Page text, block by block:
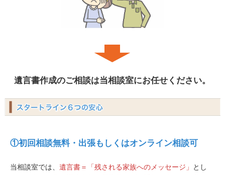
遺言書作成のご相談は当相談室にお任せください。
①初回相談無料・出張もしくはオンライン相談可
当相談室では、 遺言書＝「残される家族へのメッセージ」
とし